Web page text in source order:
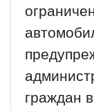
граждан